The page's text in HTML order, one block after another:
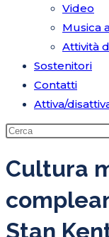
Video
Musica
Attività
Sostenitori
Contatti
Attiva/
Cultura
Stan